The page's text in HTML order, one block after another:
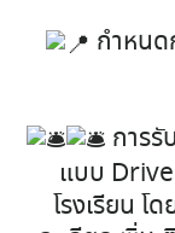
กำหนด
การรั
แบบ Drive
โรงเรียน โ